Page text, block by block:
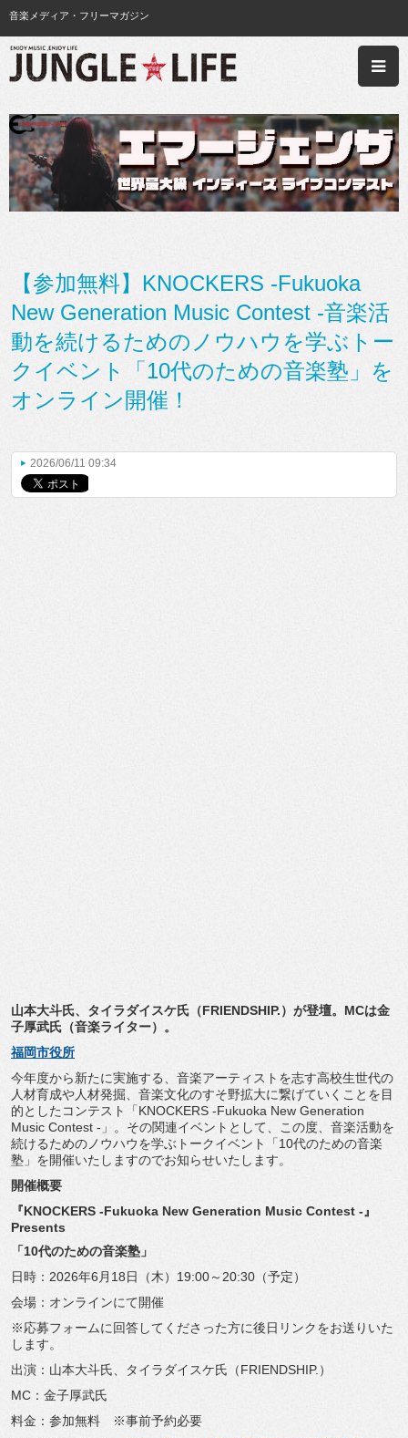
音楽メディア・フリーマガジン
【参加無料】KNOCKERS -Fukuoka
New Generation Music Contest -音楽活
動を続けるためのノウハウを学ぶトー
クイベント「10代のための音楽塾」を
オンライン開催！
2026/06/11 09:34
山本大斗氏、タイラダイスケ氏（FRIENDSHIP.） が登壇。MCは金
子厚武氏（音楽ライター）。
福岡市役所
今年度から新たに実施する、 音楽アーティストを志す高校生世代の
人材育成や人材発掘、 音楽文化のすそ野拡大に繋げていくことを目
的としたコンテスト「KNOCKERS -Fukuoka New Generation
Music Contest -」。その関連イベントとして、この度、 音楽活動を
続けるためのノウハウを学ぶトークイベント「10代のための音楽
塾」 を開催いたしますのでお知らせいたします。
開催概要
『KNOCKERS -Fukuoka New Generation Music Contest -』
Presents
「10代のための音楽塾」
日時：2026年6月18日（木）19:00～20:30（予定）
会場：オンラインにて開催
※応募フォームに回答してくださった方に後日リンクをお送りいた
し ます。
出演：山本大斗氏、タイラダイスケ氏（FRIENDSHIP.）
MC：金子厚武氏
料金：参加無料 ※事前予約必要